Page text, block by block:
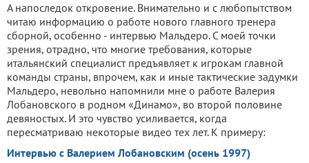
А напоследок откровение. Внимательно и с любопытством
читаю информацию о работе нового главного тренера
сборной, особенно - интервью Мальдеро. С моей точки
зрения, отрадно, что многие требования, которые
итальянский специалист предъявляет к игрокам главной
команды страны, впрочем, как и иные тактические задумки
Мальдеро, невольно напомнили мне о работе Валерия
Лобановского в родном «Динамо», во второй половине
девяностых. И это чувство усиливается, когда
пересматриваю некоторые видео тех лет. К примеру:
Интервью с Валерием Лобановским (осень 1997)